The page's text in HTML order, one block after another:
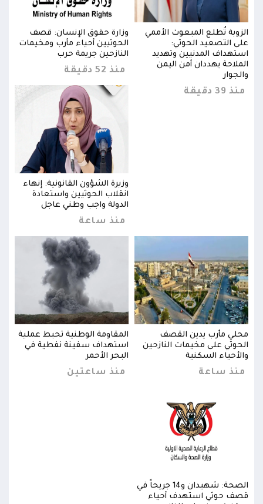
الزوبة تُطلع المبعوث الأممي
على التصعيد الحوثي:
استهداف المدنيين وتهديد
الملاحة يهددان أمن اليمن
والجوار
منذ 39 دقيقة
وزارة حقوق الإنسان: قصف
الحوثيين أحياء مأرب ومخيمات
النازحين جريمة حرب
منذ 52 دقيقة
وزيرة الشؤون القانونية: إنهاء
انقلاب الحوثيين واستعادة
الدولة واجب وطني عاجل
منذ ساعة
محلي مأرب يدين القصف
الحوثي على مخيمات النازحين
والأحياء السكنية
منذ ساعة
المقاومة الوطنية تحبط عملية
استهداف سفينة نفطية في
البحر الأحمر
منذ ساعتين
الصحة: شهيدان و14 جريحاً في
قصف حوثي استهدف أحياء